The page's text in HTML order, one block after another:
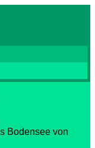
Bodensee von